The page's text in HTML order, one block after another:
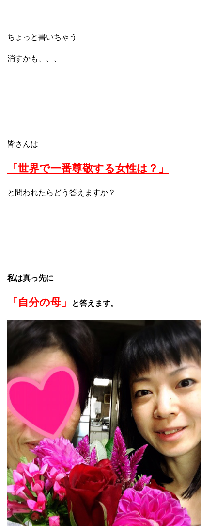
ちょっと書いちゃう
消すかも、、、
皆さんは
「世界で一番尊敬する女性は？」
と問われたらどう答えますか？
私は真っ先に
「自分の母」 と答えます。